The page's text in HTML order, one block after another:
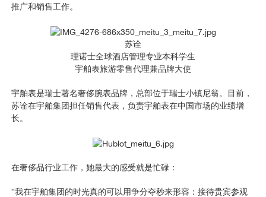
推广和销售工作。
苏诠
理诺士全球酒店管理专业本科学生
宇舶表旅游零售代理兼品牌大使
宇舶表是瑞士著名奢侈腕表品牌，总部位于瑞士小镇尼翁。目前，
苏诠在宇舶集团担任销售代表，负责宇舶表在中国市场的业绩增
长。
在奢侈品行业工作，她最大的感受就是忙碌：
“我在宇舶集团的时光真的可以用争分夺秒来形容：接待贵宾参观